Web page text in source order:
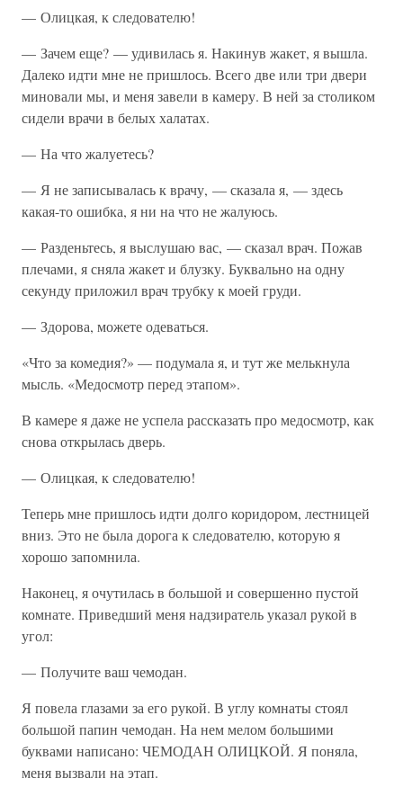
— Олицкая, к следователю!
— Зачем еще? — удивилась я. Накинув жакет, я вышла.
Далеко идти мне не пришлось. Всего две или три двери
миновали мы, и меня завели в камеру. В ней за столиком
сидели врачи в белых халатах.
— На что жалуетесь?
— Я не записывалась к врачу, — сказала я, — здесь
какая-то ошибка, я ни на что не жалуюсь.
— Разденьтесь, я выслушаю вас, — сказал врач. Пожав
плечами, я сняла жакет и блузку. Буквально на одну
секунду приложил врач трубку к моей груди.
— Здорова, можете одеваться.
«Что за комедия?» — подумала я, и тут же мелькнула
мысль. «Медосмотр перед этапом».
В камере я даже не успела рассказать про медосмотр, как
снова открылась дверь.
— Олицкая, к следователю!
Теперь мне пришлось идти долго коридором, лестницей
вниз. Это не была дорога к следователю, которую я
хорошо запомнила.
Наконец, я очутилась в большой и совершенно пустой
комнате. Приведший меня надзиратель указал рукой в
угол:
— Получите ваш чемодан.
Я повела глазами за его рукой. В углу комнаты стоял
большой папин чемодан. На нем мелом большими
буквами написано: ЧЕМОДАН ОЛИЦКОЙ. Я поняла,
меня вызвали на этап.